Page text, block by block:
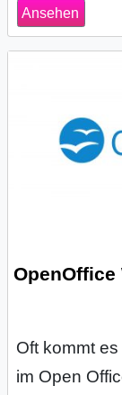
Ansehen
Oft kommt
im Open